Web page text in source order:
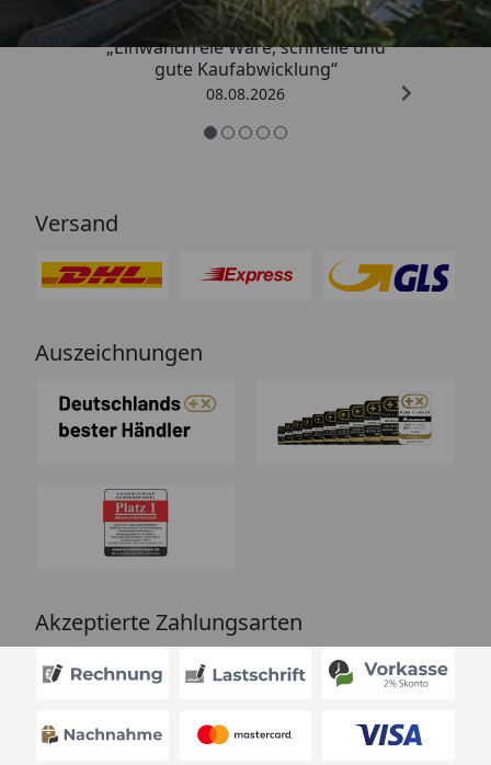
„Einwandfreie Ware, schnelle und
gute Kaufabwicklung“
08.08.2026
Versand
Auszeichnungen
Akzeptierte Zahlungsarten